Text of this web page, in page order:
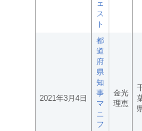
ェ
ス
ト
2021年3月4日
都
道
府
県
知
事
マ
ニ
フ
金光
理恵